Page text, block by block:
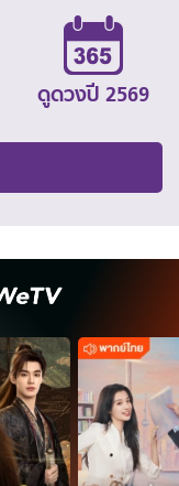
ดูดวงปี 2569